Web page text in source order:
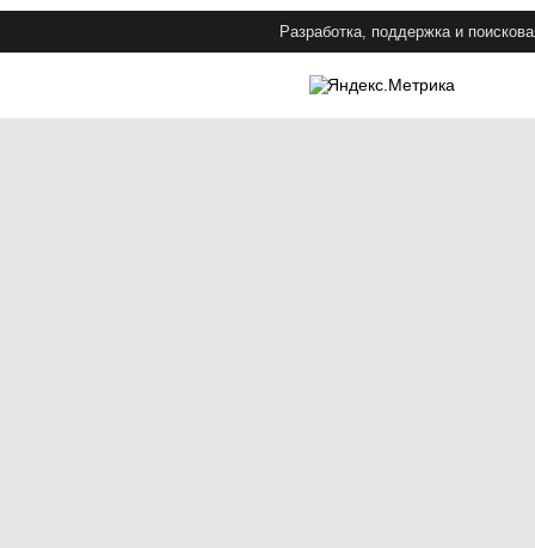
Разработка, поддержка и